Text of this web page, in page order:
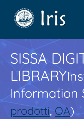
SISSA
LIBRARY
Information
prodotti,OA)